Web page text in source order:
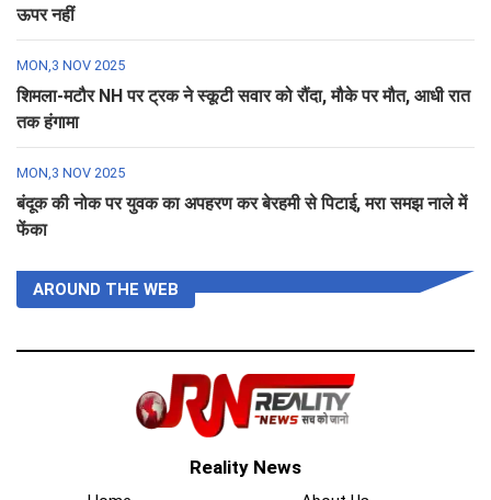
ऊपर नहीं
MON,3 NOV 2025
शिमला-मटौर NH पर ट्रक ने स्कूटी सवार को रौंदा, मौके पर मौत, आधी रात
तक हंगामा
MON,3 NOV 2025
बंदूक की नोक पर युवक का अपहरण कर बेरहमी से पिटाई, मरा समझ नाले में
फेंका
AROUND THE WEB
Reality News